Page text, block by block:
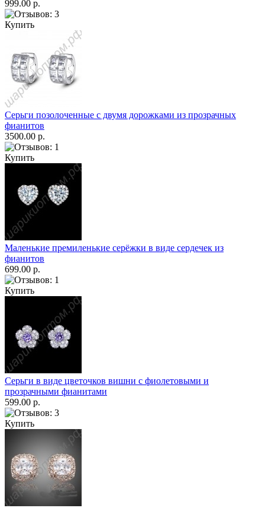
999.00 р.
Купить
Серьги позолоченные с двумя дорожками из прозрачных
фианитов
3500.00 р.
Купить
Маленькие премиленькие серёжки в виде сердечек из
фианитов
699.00 р.
Купить
Серьги в виде цветочков вишни с фиолетовыми и
прозрачными фианитами
599.00 р.
Купить